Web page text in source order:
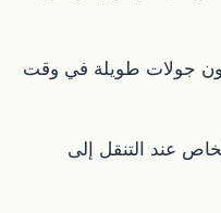
جولات طويلة في وقت
عند التنقل إلى